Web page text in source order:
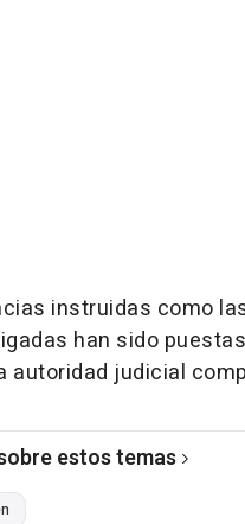
instruidas como
han sido
autoridad judicial
estos temas